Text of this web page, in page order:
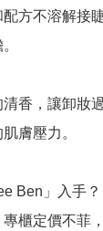
方不溶解接
香，讓卸妝
膚壓力。
Ben」入手？
櫃定價不菲